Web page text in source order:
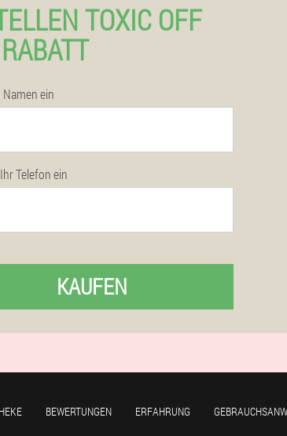
TOXIC OFF
Namen ein
Telefon ein
KAUFEN
BEWERTUNGEN ERFAHRUNG